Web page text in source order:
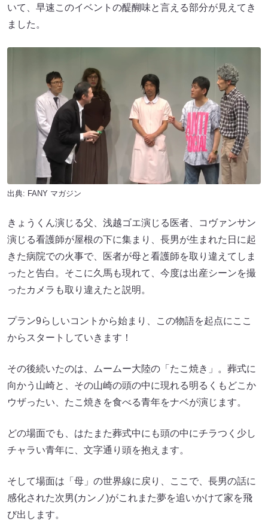
いて、早速このイベントの醍醐味と言える部分が見えてき
ました。
出典: FANY マガジン
きょうくん演じる父、浅越ゴエ演じる医者、コヴァンサン
演じる看護師が屋根の下に集まり、長男が生まれた日に起
きた病院での火事で、医者が母と看護師を取り違えてしま
ったと告白。そこに久馬も現れて、今度は出産シーンを撮
ったカメラも取り違えたと説明。
プラン9らしいコントから始まり、この物語を起点にここ
からスタートしていきます！
その後続いたのは、ムームー大陸の「たこ焼き」。葬式に
向かう山崎と、その山崎の頭の中に現れる明るくもどこか
ウザったい、たこ焼きを食べる青年をナベが演じます。
どの場面でも、はたまた葬式中にも頭の中にチラつく少し
チャラい青年に、文字通り頭を抱えます。
そして場面は「母」の世界線に戻り、ここで、長男の話に
感化された次男(カンノ)がこれまた夢を追いかけて家を飛
び出します。